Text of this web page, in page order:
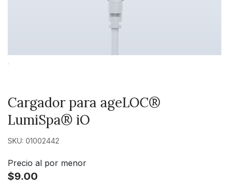
Cargador para ageLOC®
LumiSpa® iO
SKU: 01002442
Precio al por menor
$9.00